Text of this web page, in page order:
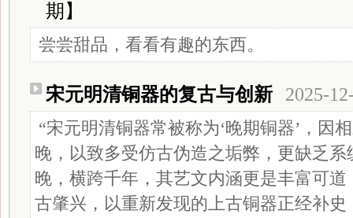
期】
尝尝甜品，看看有趣的东西。
宋元明清铜器的复古与创新 2025-
“宋元明清铜器常被称为‘晚期铜器’，因
晚，以致多受仿古伪造之垢弊，更缺乏系
晚，横跨千年，其艺文内涵更是丰富可
古肇兴，以重新发现的上古铜器正经补